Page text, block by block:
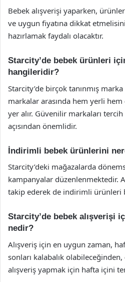
Bebek alışverişi yaparken,
ve uygun fiyatına dikkat
hazırlamak faydalı olacaktır.
Starcity’de bebek ürünleri
hangileridir?
Starcity’de birçok tanınmış
markalar arasında hem yerli
yer alır. Güvenilir markaları
açısından önemlidir.
İndirimli bebek ürünlerini
Starcity’deki mağazalarda
kampanyalar düzenlenmektedir.
takip ederek de indirimli ürünleri
Starcity’de bebek alışverişi
nedir?
Alışveriş için en uygun zaman,
sonları kalabalık
alışveriş yapmak için hafta içini